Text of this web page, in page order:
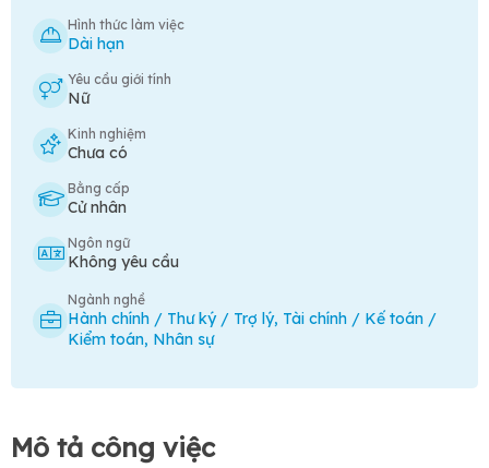
Hình thức làm việc
Dài hạn
Yêu cầu giới tính
Nữ
Kinh nghiệm
Chưa có
Bằng cấp
Cử nhân
Ngôn ngữ
Không yêu cầu
Ngành nghề
Hành chính / Thư ký / Trợ lý, Tài chính / Kế toán /
Kiểm toán, Nhân sự
Mô tả công việc